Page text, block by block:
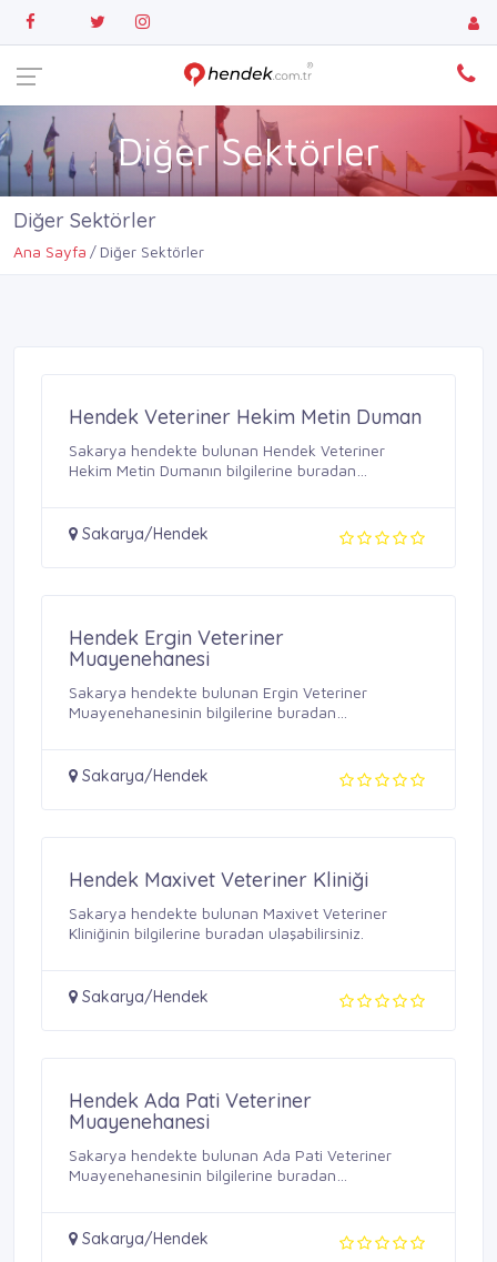
Diğer Sektörler
Diğer Sektörler
Ana Sayfa Diğer Sektörler
Hendek Veteriner Hekim Metin Duman
Sakarya hendekte bulunan Hendek Veteriner
Hekim Metin Dumanın bilgilerine buradan
Sakarya/Hendek
Hendek Ergin Veteriner
Muayenehanesi
Sakarya hendekte bulunan Ergin Veteriner
Muayenehanesinin bilgilerine buradan
Sakarya/Hendek
Hendek Maxivet Veteriner Kliniği
Sakarya hendekte bulunan Maxivet Veteriner
Kliniğinin bilgilerine buradan ulaşabilirsiniz.
Sakarya/Hendek
Hendek Ada Pati Veteriner
Muayenehanesi
Sakarya hendekte bulunan Ada Pati Veteriner
Muayenehanesinin bilgilerine buradan
Sakarya/Hendek